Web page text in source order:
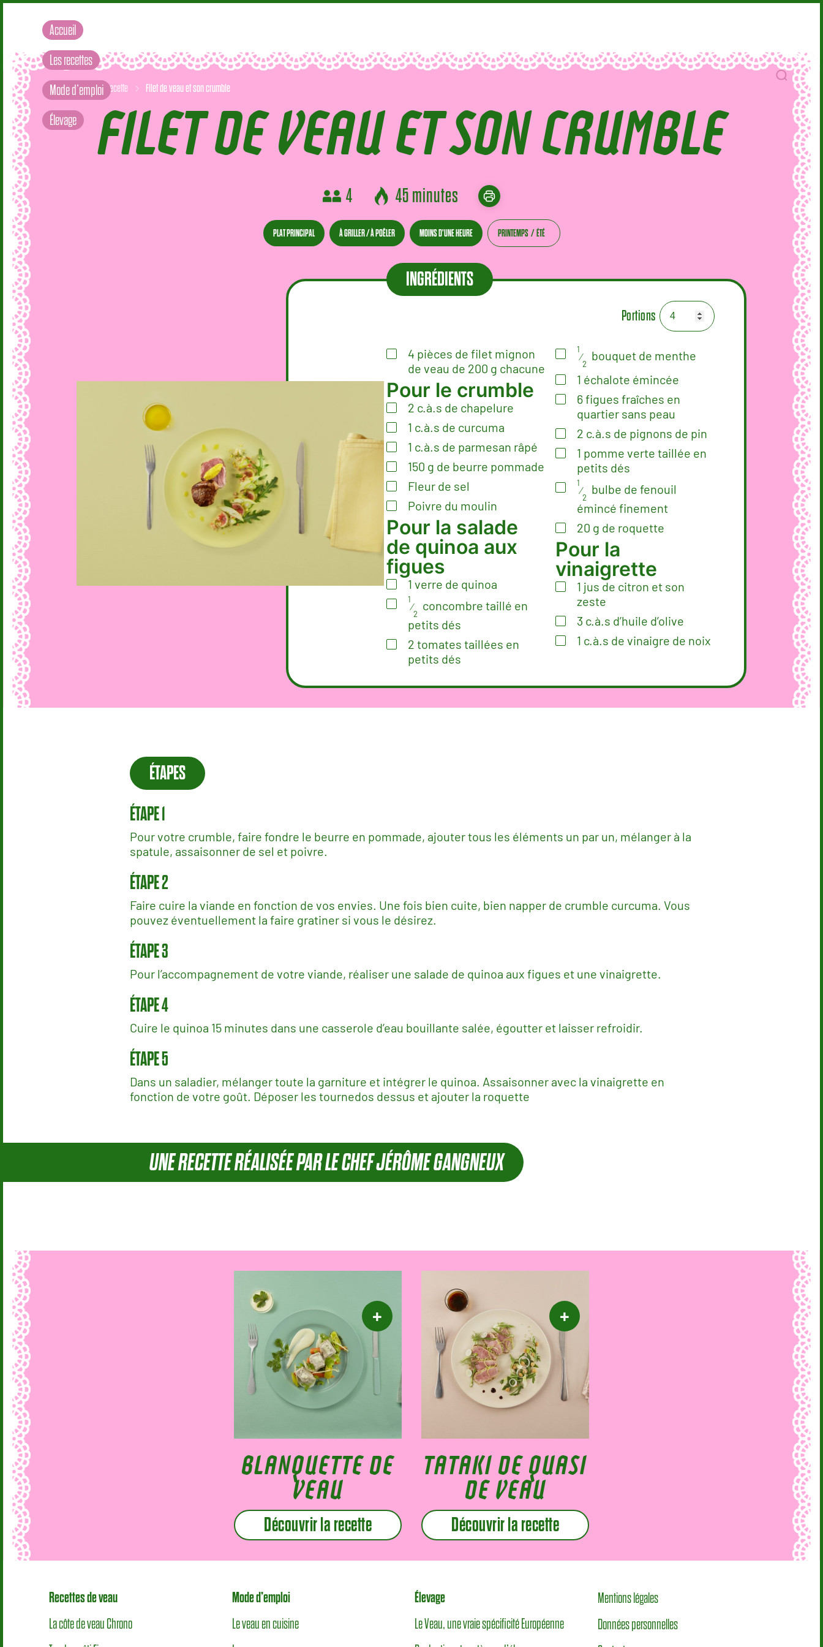
Accueil
Les recettes
Mode d’emploi
Élevage
Accueil Recette Filet de veau et son crumble
FILET DE VEAU ET SON CRUMBLE
4 45 minutes
PLAT PRINCIPAL À GRILLER / À POÊLER MOINS D'UNE HEURE PRINTEMPS ÉTÉ
INGRÉDIENTS
Portions
4 pièces de filet mignon
de veau de 200 g chacune
Pour le crumble
2 c.à.s de chapelure
1 c.à.s de curcuma
1 c.à.s de parmesan râpé
150 g de beurre pommade
Fleur de sel
Poivre du moulin
Pour la salade
de quinoa aux
figues
1 verre de quinoa
1
⁄
2
concombre taillé en
petits dés
2 tomates taillées en
petits dés
1
⁄
2
bouquet de menthe
1 échalote émincée
6figues fraîches en
quartier sans peau
2 c.à.s de pignons de pin
1 pomme verte taillée en
petits dés
1
⁄
2
bulbe de fenouil
émincé finement
20 g de roquette
Pour la
vinaigrette
1 jus de citron et son
zeste
3 c.à.s d’huile d’olive
1 c.à.s de vinaigre de noix
ÉTAPES
Pour votre crumble, faire fondre le beurre en pommade, ajouter tous les éléments un par un, mélanger à la
spatule, assaisonner de sel et poivre.
Faire cuire la viande en fonction de vos envies. Une fois bien cuite, bien napper de crumble curcuma. Vous
pouvez éventuellement la faire gratiner si vous le désirez.
Pour l’accompagnement de votre viande, réaliser une salade de quinoa aux figues et une vinaigrette.
Cuire le quinoa 15 minutes dans une casserole d’eau bouillante salée, égoutter et laisser refroidir.
Dans un saladier, mélanger toute la garniture et intégrer le quinoa. Assaisonner avec la vinaigrette en
fonction de votre goût. Déposer les tournedos dessus et ajouter la roquette
UNE RECETTE RÉALISÉE PAR LE CHEF JÉRÔME GANGNEUX
BLANQUETTE DE
VEAU
Découvrir la recette
TATAKI DE QUASI
DE VEAU
Découvrir la recette
Recettes de veau
La côte de veau Chrono
Mode d’emploi
Le veau en cuisine
Élevage
Le Veau, une vraie spécificité Européenne
Mentions légales
Données personnelles